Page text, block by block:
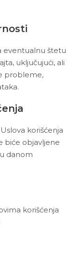
eventualnu štetu
uključujući, ali
probleme,
korišćenja
biće objavljene
danom
korišćenja